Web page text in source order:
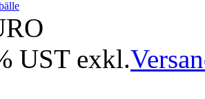
UST exkl.